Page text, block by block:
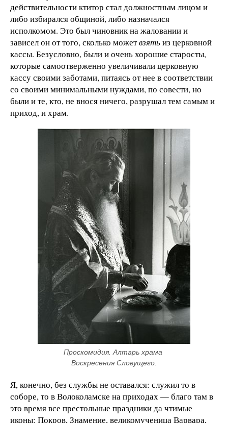
действительности ктитор стал должностным лицом и
либо избирался общиной, либо назначался
исполкомом. Это был чиновник на жаловании и
зависел он от того, сколько можетвзятьиз церковной
кассы. Безусловно, были и очень хорошие старосты,
которые самоотверженно увеличивали церковную
кассу своими заботами, питаясь от нее в соответствии
со своими минимальными нуждами, по совести, но
были и те, кто, не внося ничего, разрушал тем самым и
приход, и храм.
Проскомидия. Алтарь храма
Воскресения Словущего.
Я, конечно, без службы не оставался: служил то в
соборе, то в Волоколамске на приходах — благо там в
это время все престольные праздники да чтимые
иконы: Покров, Знамение, великомученица Варвара,